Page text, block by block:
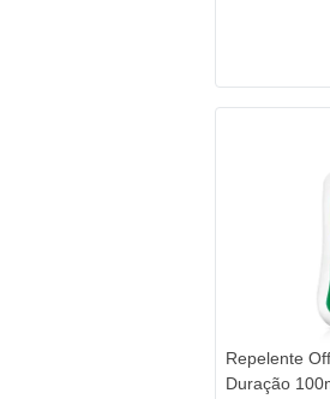
Repelente
Duração